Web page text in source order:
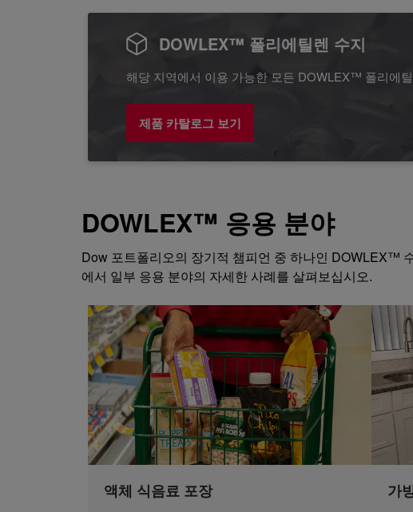
DOWLEX™ 폴리에틸렌 수지
해당 지역에서 이용 가능한 모든 DOWLEX™ 폴리에
제품 카탈로그 보기
DOWLEX™ 응용 분야
Dow 포트폴리오의 장기적 챔피언 중 하나인 DOWLEX™
에서 일부 응용 분야의 자세한 사례를 살펴보십시오.
액체 식음료 포장 가